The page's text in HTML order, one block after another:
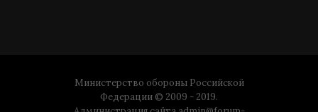
Министерство обороны Российской
Федерации © 2009 - 2019.